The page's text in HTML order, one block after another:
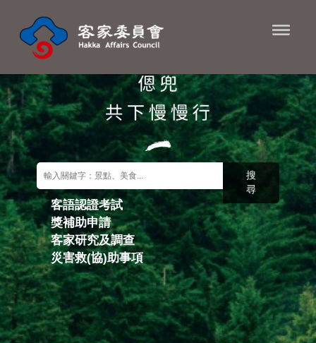
關鍵字搜尋
客語認證考試
獎補助申請
客家研究及調查
災害救(協)助事項
搜
尋